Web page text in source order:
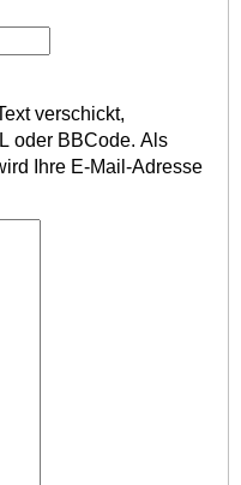
verschickt,
oder BBCode. Als
Ihre E-Mail-Adresse